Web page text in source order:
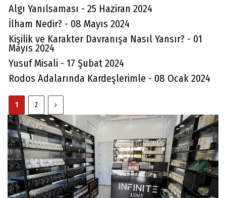
Algı Yanılsaması - 25 Haziran 2024
İlham Nedir? - 08 Mayıs 2024
Kişilik ve Karakter Davranışa Nasıl Yansır? - 01
Mayıs 2024
Yusuf Misali - 17 Şubat 2024
Rodos Adalarında Kardeşlerimle - 08 Ocak 2024
1 2